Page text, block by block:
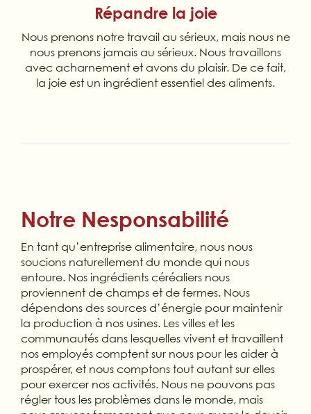
Répandre la joie
Nous prenons notre travail au sérieux, mais nous ne
nous prenons jamais au sérieux. Nous travaillons
avec acharnement et avons du plaisir. De ce fait,
la joie est un ingrédient essentiel des aliments.
Notre Nesponsabilité
En tant qu’entreprise alimentaire, nous nous
soucions naturellement du monde qui nous
entoure. Nos ingrédients céréaliers nous
proviennent de champs et de fermes. Nous
dépendons des sources d’énergie pour maintenir
la production à nos usines. Les villes et les
communautés dans lesquelles vivent et travaillent
nos employés comptent sur nous pour les aider à
prospérer, et nous comptons tout autant sur elles
pour exercer nos activités. Nous ne pouvons pas
régler tous les problèmes dans le monde, mais